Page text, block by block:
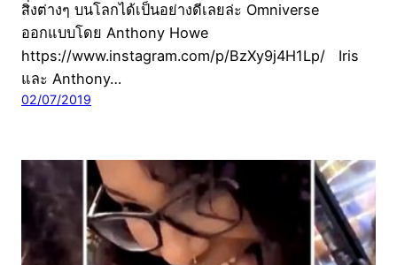
สิ่งต่างๆ บนโลกได้เป็นอย่างดีเลยล่ะ Omniverse
ออกแบบโดย Anthony Howe
https://www.instagram.com/p/BzXy9j4H1Lp/ Iris
และ Anthony…
02/07/2019